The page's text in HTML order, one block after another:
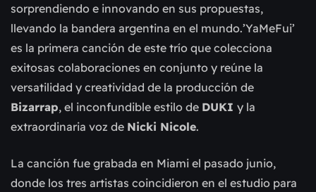
sorprendiendo e innovando en sus propuestas,
llevando la bandera argentina en el mundo.’YaMeFui’
es la primera canción de este trío que colecciona
exitosas colaboraciones en conjunto y reúne la
versatilidad y creatividad de la producción de
Bizarrap, el inconfundible estilo de DUKI y la
extraordinaria voz de Nicki Nicole.
La canción fue grabada en Miami el pasado junio,
donde los tres artistas coincidieron en el estudio para